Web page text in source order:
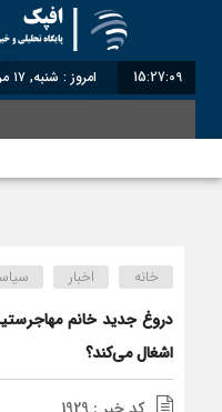
15:27:09 امروز : شنبه, ۱۷ مرداد , ۱۴۰۵
خانه اخبار
دروغ جدید خانم
اشغال می‌کند؟